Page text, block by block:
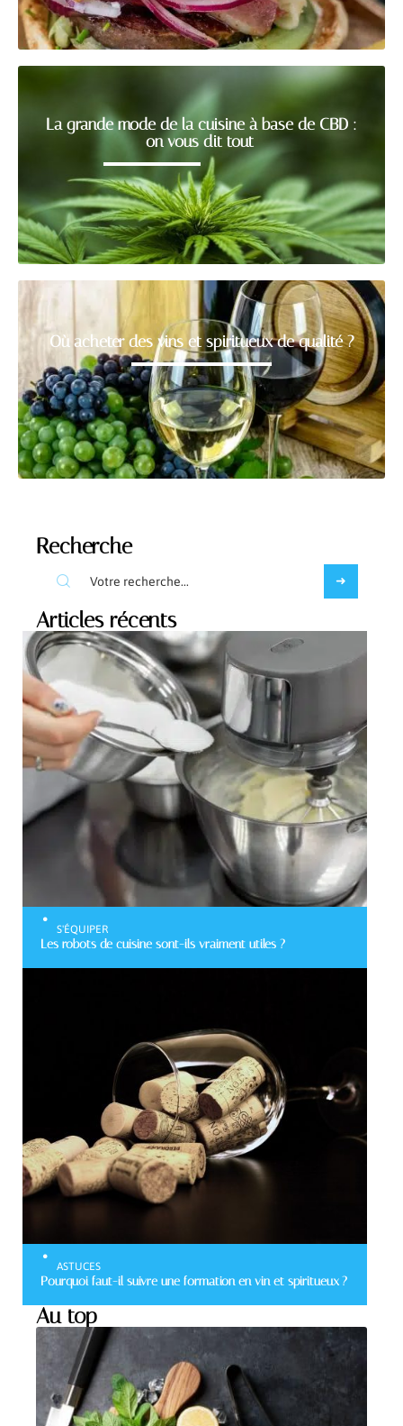
La grande mode de la cuisine à base de CBD :
on vous dit tout
Où acheter des vins et spiritueux de qualité ?
Recherche
Articles récents
S'ÉQUIPER
Les robots de cuisine sont-ils vraiment utiles ?
ASTUCES
Pourquoi faut-il suivre une formation en vin et spiritueux ?
Au top